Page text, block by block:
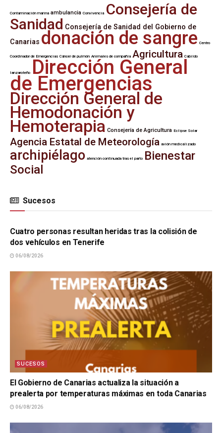
Contaminación marina ambulancia Convivencia Consejería de
Sanidad Consejería de Sanidad del Gobierno de
Canarias donación de sangre Centro
Coordinador de Emergencias Cáncer de pulmón Animales de compañía Agricultura Cabildo
lanzaroteño Dirección General
de Emergencias
Dirección General de
Hemodonación y
Hemoterapia Consejería de Agricultura Eclipse Solar
Agencia Estatal de Meteorología avión medicalizado
archipiélago atención continuada tras el parto Bienestar
Social
Sucesos
SUCESOS
Cuatro personas resultan heridas tras la colisión de
dos vehículos en Tenerife
06/08/2026
SUCESOS
El Gobierno de Canarias actualiza la situación a
prealerta por temperaturas máximas en toda Canarias
06/08/2026